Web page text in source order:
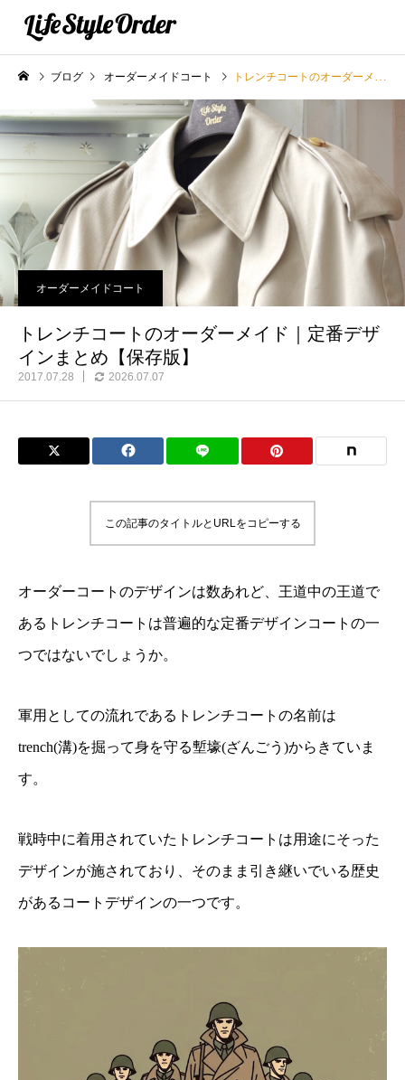
ブログ オーダーメイドコート トレンチコートのオーダーメイド｜定番デザインまとめ【保存版】
オーダーメイドコート
トレンチコートのオーダーメイド｜定番デザ
インまとめ【保存版】
2017.07.28 2026.07.07
この記事のタイトルとURLをコピーする
オーダーコートのデザインは数あれど、王道中の王道で
あるトレンチコートは普遍的な定番デザインコートの一
つではないでしょうか。
軍用としての流れであるトレンチコートの名前は
trench(溝)を掘って身を守る塹壕(ざんごう)からきていま
す。
戦時中に着用されていたトレンチコートは用途にそった
デザインが施されており、そのまま引き継いでいる歴史
があるコートデザインの一つです。